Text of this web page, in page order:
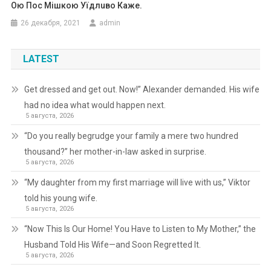
Ою Поc Мiшкою Уїдлuво Кажe.
26 декабря, 2021 admin
LATEST
Get dressed and get out. Now!” Alexander demanded. His wife
had no idea what would happen next.
5 августа, 2026
“Do you really begrudge your family a mere two hundred
thousand?” her mother-in-law asked in surprise.
5 августа, 2026
“My daughter from my first marriage will live with us,” Viktor
told his young wife.
5 августа, 2026
“Now This Is Our Home! You Have to Listen to My Mother,” the
Husband Told His Wife—and Soon Regretted It.
5 августа, 2026